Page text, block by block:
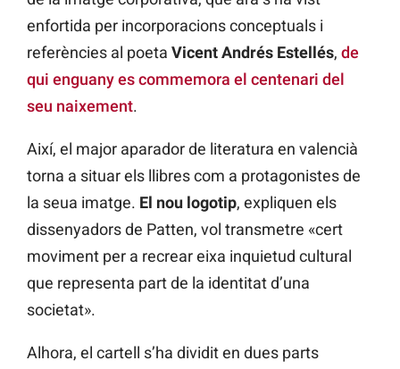
enfortida per incorporacions conceptuals i
referències al poeta Vicent Andrés Estellés, de
qui enguany es commemora el centenari del
seu naixement.
Així, el major aparador de literatura en valencià
torna a situar els llibres com a protagonistes de
la seua imatge. El nou logotip, expliquen els
dissenyadors de Patten, vol transmetre «cert
moviment per a recrear eixa inquietud cultural
que representa part de la identitat d’una
societat».
Alhora, el cartell s’ha dividit en dues parts